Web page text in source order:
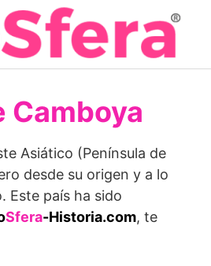
Camboya
Asiático (Península de
desde su origen y a lo
Este país ha sido
Sfera-Historia.com, te